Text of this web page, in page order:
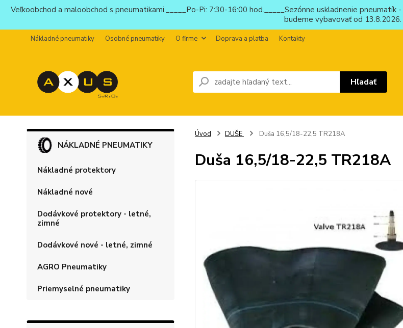
Veľkoobchod a maloobchod s pneumatikami._____Po-Pi: 7:30-16:00 hod._____Sezónne uskladnenie
budeme vybavovať od 13.8.2026.
Nákladné pneumatiky Osobné pneumatiky O firme Doprava a platba Kontakty
Hľadať
NÁKLADNÉ PNEUMATIKY
Nákladné protektory
Nákladné nové
Dodávkové protektory - letné,
zimné
Dodávkové nové - letné, zimné
AGRO Pneumatiky
Priemyselné pneumatiky
Úvod DUŠE Duša 16,5/18-22,5 TR218A
Duša 16,5/18-22,5 TR218A